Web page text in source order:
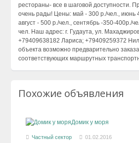
рестораны- все в шаговой доступности.
очень рады! Цены: май - 300 р./чел., июнь
август - 500 р./чел., сентябрь -350-400р./
чел. Наш адрес: г. Гудаута, ул.
+79409638182 Лариса; +79409259372
объекта возможно предварительно
соответствующих маршрутных
Похожие объявления
Домик у моря
Частный сектор 01.02.2016